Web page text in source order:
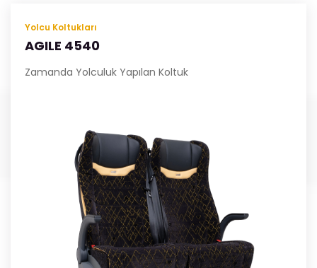
Yolcu Koltukları
AGILE 4540
Zamanda Yolculuk Yapılan Koltuk